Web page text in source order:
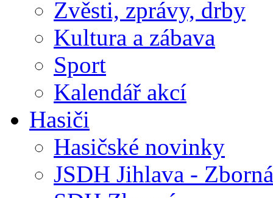
Zvěsti, zprávy, drby
Kultura a zábava
Sport
Kalendář akcí
Hasiči
Hasičské novinky
JSDH Jihlava - Zborná